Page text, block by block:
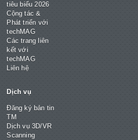
tiêu biểu 2026
Cộng tác &
Phát triển với
techMAG
Các trang liên
kết với
techMAG
Liên hệ
Dịch vụ
Đăng ký bản tin
TM
Dịch vụ 3D/VR
Scanning